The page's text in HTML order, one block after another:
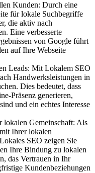
Kunden: Durch eine
für lokale Suchbegriffe
die aktiv nach
Eine verbesserte
von Google führt
auf Ihre Webseite
Leads: Mit Lokalem SEO
Handwerksleistungen in
Dies bedeutet, dass
Präsenz generieren,
und ein echtes Interesse
lokalen Gemeinschaft: Als
Ihrer lokalen
SEO zeigen Sie
Ihre Bindung zu lokalen
das Vertrauen in Ihr
Kundenbeziehungen